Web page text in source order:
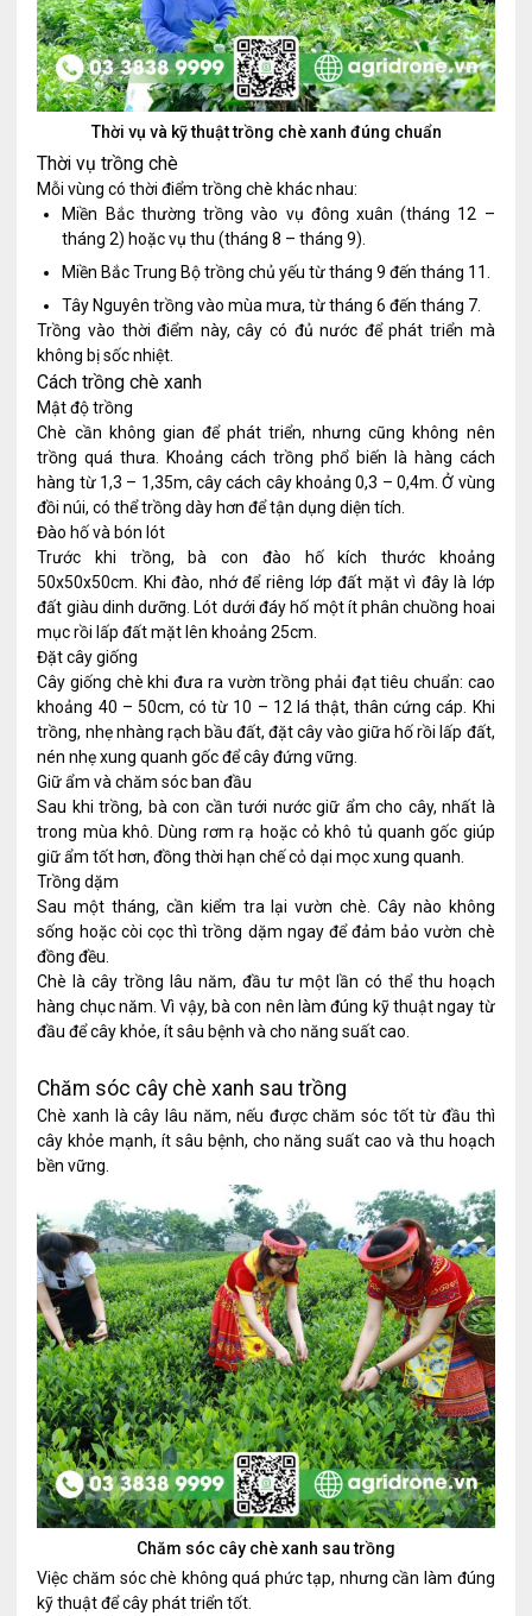
Thời vụ và kỹ thuật trồng chè xanh đúng chuẩn
Thời vụ trồng chè
Mỗi vùng có thời điểm trồng chè khác nhau:
Miền Bắc thường trồng vào vụ đông xuân (tháng 12 –
tháng 2) hoặc vụ thu (tháng 8 – tháng 9).
Miền Bắc Trung Bộ trồng chủ yếu từ tháng 9 đến tháng 11.
Tây Nguyên trồng vào mùa mưa, từ tháng 6 đến tháng 7.
Trồng vào thời điểm này, cây có đủ nước để phát triển mà
không bị sốc nhiệt.
Cách trồng chè xanh
Mật độ trồng
Chè cần không gian để phát triển, nhưng cũng không nên
trồng quá thưa. Khoảng cách trồng phổ biến là hàng cách
hàng từ 1,3 – 1,35m, cây cách cây khoảng 0,3 – 0,4m. Ở vùng
đồi núi, có thể trồng dày hơn để tận dụng diện tích.
Đào hố và bón lót
Trước khi trồng, bà con đào hố kích thước khoảng
50x50x50cm. Khi đào, nhớ để riêng lớp đất mặt vì đây là lớp
đất giàu dinh dưỡng. Lót dưới đáy hố một ít phân chuồng hoai
mục rồi lấp đất mặt lên khoảng 25cm.
Đặt cây giống
Cây giống chè khi đưa ra vườn trồng phải đạt tiêu chuẩn: cao
khoảng 40 – 50cm, có từ 10 – 12 lá thật, thân cứng cáp. Khi
trồng, nhẹ nhàng rạch bầu đất, đặt cây vào giữa hố rồi lấp đất,
nén nhẹ xung quanh gốc để cây đứng vững.
Giữ ẩm và chăm sóc ban đầu
Sau khi trồng, bà con cần tưới nước giữ ẩm cho cây, nhất là
trong mùa khô. Dùng rơm rạ hoặc cỏ khô tủ quanh gốc giúp
giữ ẩm tốt hơn, đồng thời hạn chế cỏ dại mọc xung quanh.
Trồng dặm
Sau một tháng, cần kiểm tra lại vườn chè. Cây nào không
sống hoặc còi cọc thì trồng dặm ngay để đảm bảo vườn chè
đồng đều.
Chè là cây trồng lâu năm, đầu tư một lần có thể thu hoạch
hàng chục năm. Vì vậy, bà con nên làm đúng kỹ thuật ngay từ
đầu để cây khỏe, ít sâu bệnh và cho năng suất cao.
Chăm sóc cây chè xanh sau trồng
Chè xanh là cây lâu năm, nếu được chăm sóc tốt từ đầu thì
cây khỏe mạnh, ít sâu bệnh, cho năng suất cao và thu hoạch
bền vững.
Chăm sóc cây chè xanh sau trồng
Việc chăm sóc chè không quá phức tạp, nhưng cần làm đúng
kỹ thuật để cây phát triển tốt.